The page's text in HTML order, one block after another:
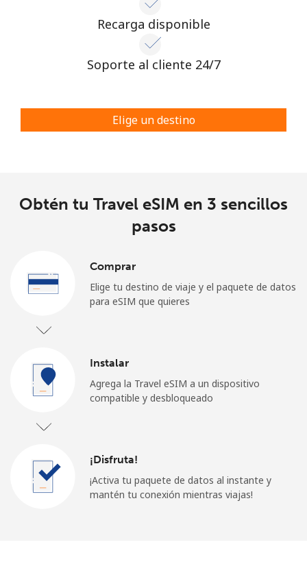
o
Continuar con
Recarga disponible
Soporte al cliente 24/7
Elige un destino
Obtén tu Travel eSIM en 3 sencillos
pasos
Comprar
Elige tu destino de viaje y el paquete de datos
para eSIM que quieres
Instalar
Agrega la Travel eSIM a un dispositivo
compatible y desbloqueado
¡Disfruta!
¡Activa tu paquete de datos al instante y
mantén tu conexión mientras viajas!